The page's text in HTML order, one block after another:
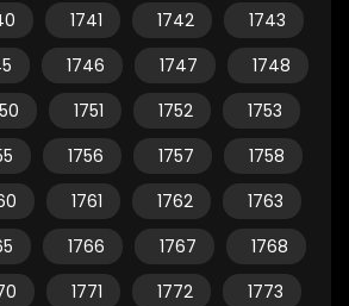
1741 1742
1743
1746 1747
1748
1751 1752
1753
1756 1757
1758
1761 1762
1763
1766 1767
1768
1771 1772
1773